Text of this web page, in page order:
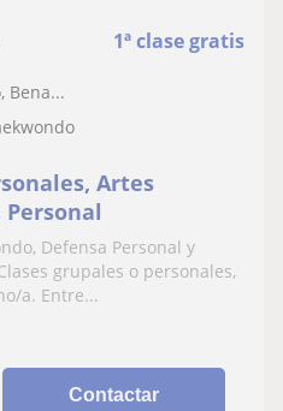
1ª clase gratis
Bena...
Artes
Defensa Personal y
grupales o personales,
a. Entre...
Contactar